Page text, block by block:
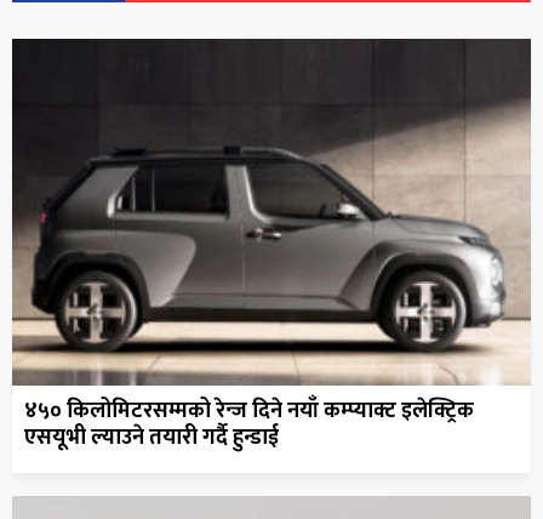
४५० किलोमिटरसम्मको रेन्ज दिने नयाँ कम्प्याक्ट इलेक्ट्रिक
एसयूभी ल्याउने तयारी गर्दै हुन्डाई